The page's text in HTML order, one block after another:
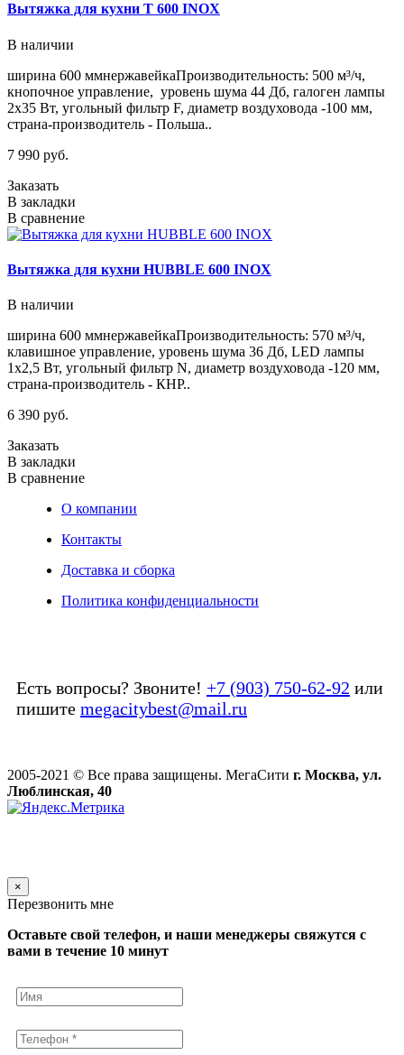
Вытяжка для кухни T 600 INOX
В наличии
ширина 600 ммнержавейкаПроизводительность: 500 м³/ч,
кнопочное управление, уровень шума 44 Дб, галоген лампы
2х35 Вт, угольный фильтр F, диаметр воздуховода -100 мм,
страна-производитель - Польша..
7 990 руб.
Заказать
В закладки
В сравнение
Вытяжка для кухни HUBBLE 600 INOX
В наличии
ширина 600 ммнержавейкаПроизводительность: 570 м³/ч,
клавишное управление, уровень шума 36 Дб, LED лампы
1х2,5 Вт, угольный фильтр N, диаметр воздуховода -120 мм,
страна-производитель - КНР..
6 390 руб.
Заказать
В закладки
В сравнение
О компании
Контакты
Доставка и сборка
Политика конфиденциальности
Есть вопросы? Звоните! +7 (903) 750-62-92 или
пишите megacitybest@mail.ru
2005-2021 © Все права защищены. МегаСити г. Москва, ул.
Люблинская, 40
×
Перезвонить мне
Оставьте свой телефон, и наши менеджеры свяжутся с
вами в течение 10 минут